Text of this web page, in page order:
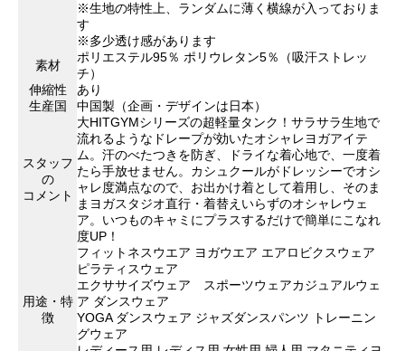
※生地の特性上、ランダムに薄く横線が入っておりま
す
※多少透け感があります
素材
ポリエステル95％ ポリウレタン5％（吸汗ストレッ
チ）
伸縮性
あり
生産国
中国製（企画・デザインは日本）
スタッフ
の
コメント
大HITGYMシリーズの超軽量タンク！サラサラ生地で
流れるようなドレープが効いたオシャレヨガアイテ
ム。汗のべたつきを防ぎ、ドライな着心地で、一度着
たら手放せません。カシュクールがドレッシーでオシ
ャレ度満点なので、お出かけ着として着用し、そのま
まヨガスタジオ直行・着替えいらずのオシャレウェ
ア。いつものキャミにプラスするだけで簡単にこなれ
度UP！
用途・特
徴
フィットネスウエア ヨガウエア エアロビクスウェア
ピラティスウェア
エクササイズウェア スポーツウェアカジュアルウェ
ア ダンスウェア
YOGA ダンスウェア ジャズダンスパンツ トレーニン
グウェア